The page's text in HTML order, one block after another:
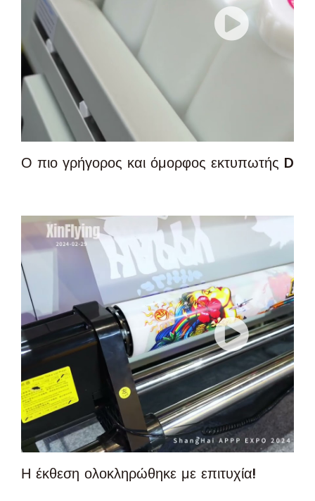
Ο πιο γρήγορος και όμορφος εκτυπωτής DTF!
Η έκθεση ολοκληρώθηκε με επιτυχία!